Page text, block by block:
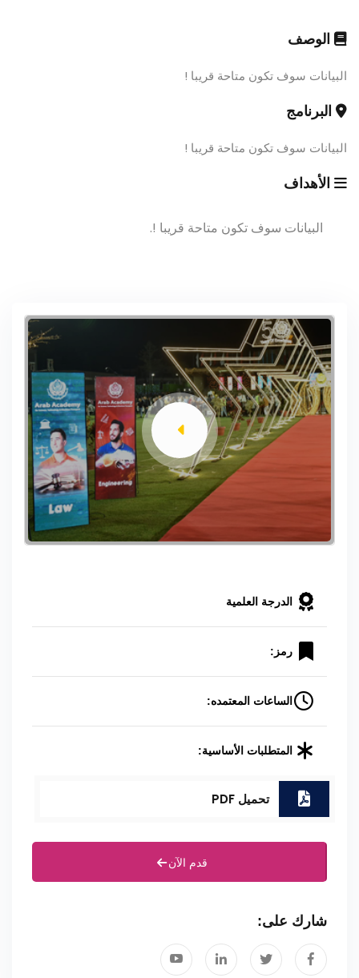
الوصف
البيانات سوف تكون متاحة قريبا !
البرنامج
البيانات سوف تكون متاحة قريبا !
الأهداف
البيانات سوف تكون متاحة قريبا !.
الدرجة العلمية
رمز:
الساعات المعتمده:
المتطلبات الأساسية:
تحميل PDF
قدم الآن
شارك على: